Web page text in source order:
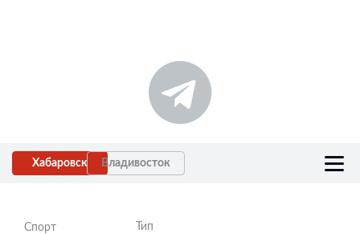
Хабаровск Владивосток
Спорт
Тип